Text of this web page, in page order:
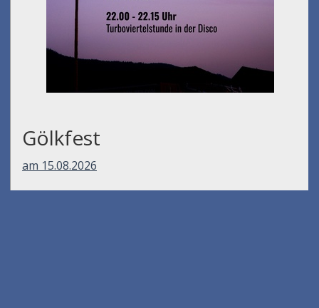
Gölkfest
am 15.08.2026